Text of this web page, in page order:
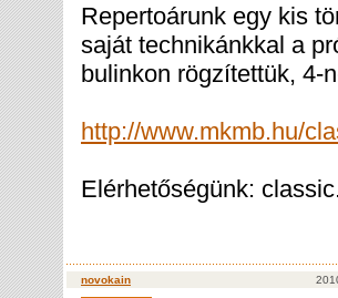
Repertoárunk egy kis
saját technikánkkal a
bulinkon rögzítettük, 4-
http://www.mkmb.hu/
Elérhetőségünk:
novokain